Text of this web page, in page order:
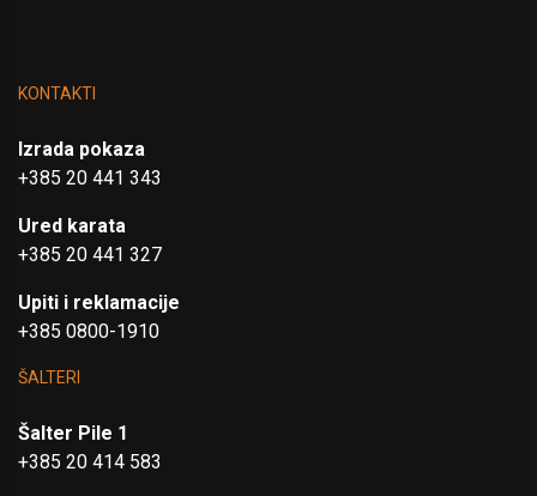
KONTAKTI
Izrada pokaza
+385 20 441 343
Ured karata
+385 20 441 327
Upiti i reklamacije
+385 0800-1910
ŠALTERI
Šalter Pile 1
+385 20 414 583